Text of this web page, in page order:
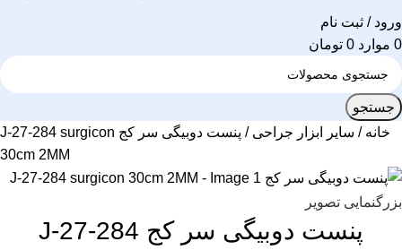
ورود / ثبت نام
0 موارد 0 تومان
جستجو
خانه سایر ابزار جراحی
پنست دوبیگی سر کج J-27-284 surgicon
30cm 2MM
بزرگنمایی تصویر
پنست دوبیگی سر کج J-27-284